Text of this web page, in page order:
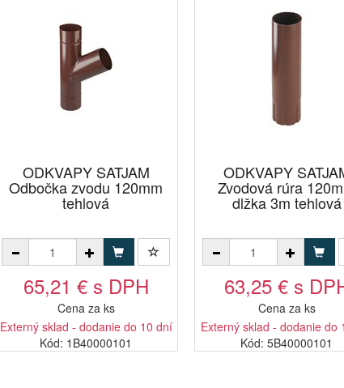
ODKVAPY SATJAM
Odbočka zvodu 120mm
tehlová
65,21 € s DPH
Cena za ks
Externý sklad - dodanie do 10 dní
Kód: 1B40000101
ODKVAPY
Zvodová rúra
dlžka 3m tehlová
63,25 € s
Cena za ks
Externý sklad - dodanie do
Kód: 5B40000101